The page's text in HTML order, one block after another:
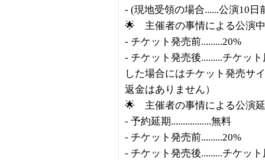
- (現地受領の場合......公演10日
🌟 主催者の事情による公演
- チケット発売前.........20%
- チケット発売後.........チケッ
した場合にはチケット発売サ
返金はありません）
🌟 主催者の事情による公演
- 予約延期.................無料
- チケット発売前.........20%
- チケット発売後.........チケッ